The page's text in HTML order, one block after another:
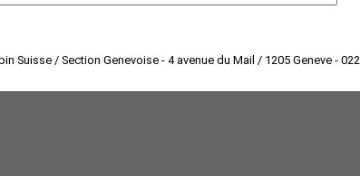
Suisse / Section Genevoise - 4 avenue du Mail / 1205 Geneve -